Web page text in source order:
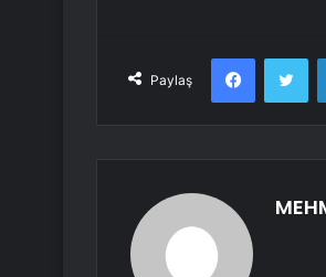
Paylaş
Facebook